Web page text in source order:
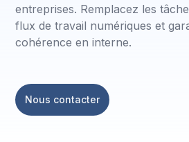
entreprises. Remplacez les
flux de travail numériques et
cohérence en interne.
Nous contacter